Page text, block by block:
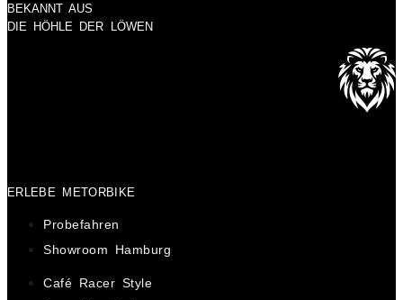
BEKANNT AUS
DIE HÖHLE DER LÖWEN
ERLEBE METORBIKE
Probefahren
Showroom Hamburg
Café Racer Style